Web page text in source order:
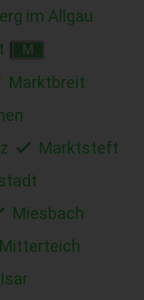
im Allgäu
M
Marktbreit
Marktsteft
Miesbach
Mitterteich